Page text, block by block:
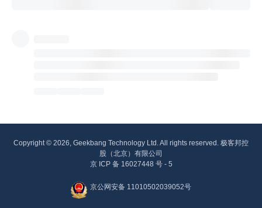
Copyright © 2026, Geekbang Technology Ltd. All rights reserved. 极客邦控
股（北京）有限公司
京 ICP 备 16027448 号 - 5
京公网安备 11010502039052号